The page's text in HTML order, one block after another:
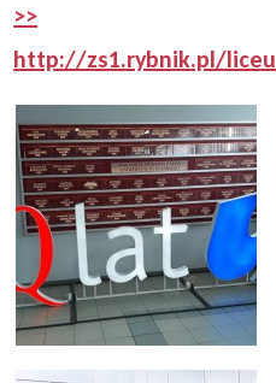
>>
http://zs1.rybnik.pl/